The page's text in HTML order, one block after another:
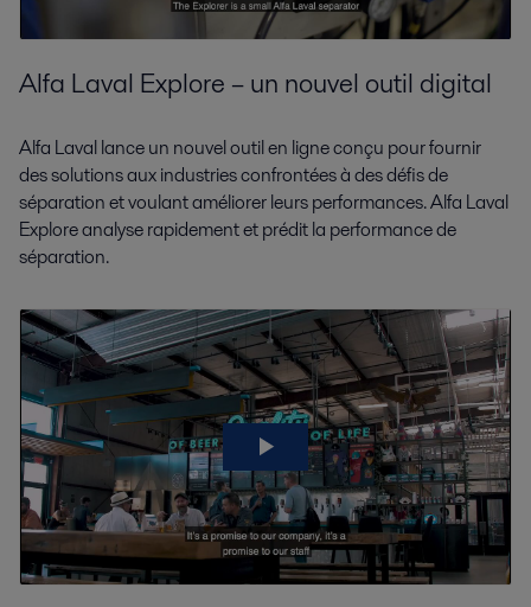
Alfa Laval Explore – un nouvel outil digital
Alfa Laval lance un nouvel outil en ligne conçu pour fournir
des solutions aux industries confrontées à des défis de
séparation et voulant améliorer leurs performances.Alfa Laval
Exploreanalyse rapidement et prédit la performance de
séparation.